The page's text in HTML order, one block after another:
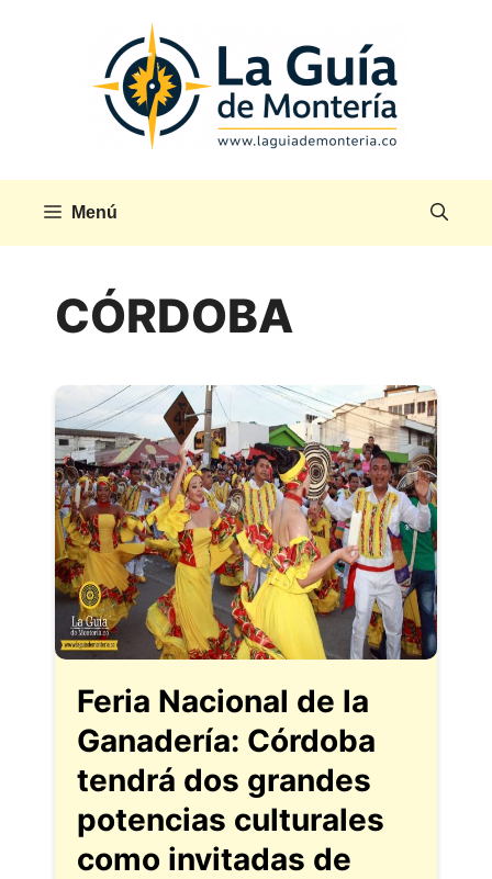
Menú
CÓRDOBA
Feria Nacional de la
Ganadería: Córdoba
tendrá dos grandes
potencias culturales
como invitadas de